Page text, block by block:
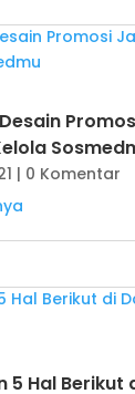
| 0 Komentar
5 Hal Berikut